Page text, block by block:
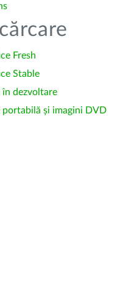
Fresh
Stable
în dezvoltare
portabilă și imagini DVD